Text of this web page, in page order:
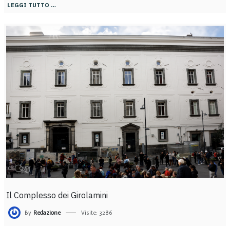
LEGGI TUTTO …
Il Complesso dei Girolamini
By Redazione Visite: 3286